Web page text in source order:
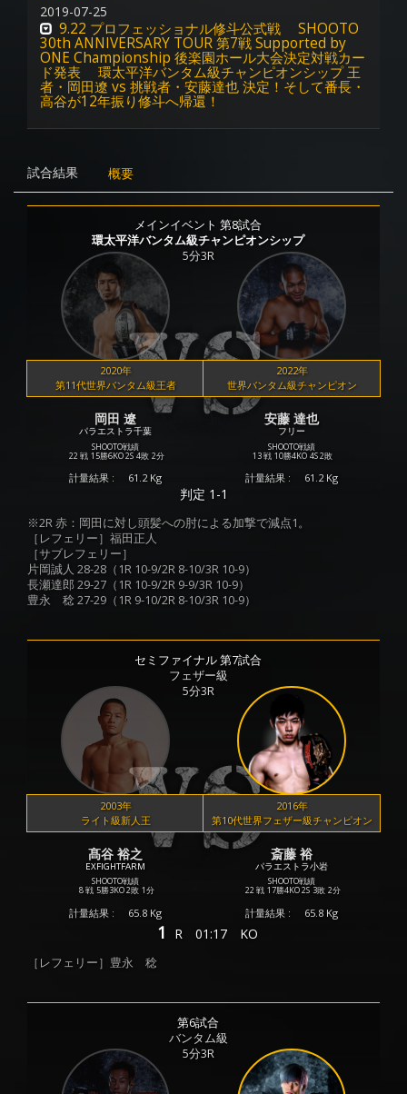
2019-07-25
9.22 プロフェッショナル修斗公式戦 SHOOTO
30th ANNIVERSARY TOUR 第7戦 Supported by
ONE Championship 後楽園ホール大会決定対戦カー
ド発表 環太平洋バンタム級チャンピオンシップ 王
者・岡田遼 vs 挑戦者・安藤達也 決定！そして番長・
高谷が12年振り修斗へ帰還！
試合結果 概要
メインイベント 第8試合
環太平洋バンタム級チャンピオンシップ
5分3R
2020年
第11代世界バンタム級王者
岡田 遼
パラエストラ千葉
SHOOTO戦績
22 戦 15勝6KO 2S 4敗 2分
計量結果 : 61.2 Kg
2022年
世界バンタム級チャンピオン
安藤 達也
フリー
SHOOTO戦績
13 戦 10勝4KO 4S 2敗
計量結果 : 61.2 Kg
判定 1-1
※2R 赤：岡田に対し頭髪への肘による加撃で減点1。
［レフェリー］福田正人
［サブレフェリー］
片岡誠人 28-28（1R 10-9/2R 8-10/3R 10-9）
長瀬達郎 29-27（1R 10-9/2R 9-9/3R 10-9）
豊永 稔 27-29（1R 9-10/2R 8-10/3R 10-9）
セミファイナル 第7試合
フェザー級
5分3R
2003年
ライト級新人王
髙谷 裕之
EXFIGHTFARM
SHOOTO戦績
8 戦 5勝3KO 2敗 1分
計量結果 : 65.8 Kg
2016年
第10代世界フェザー級チャンピオン
斎藤 裕
パラエストラ小岩
SHOOTO戦績
22 戦 17勝4KO 2S 3敗 2分
計量結果 : 65.8 Kg
1 R 01:17 KO
［レフェリー］豊永 稔
第6試合
バンタム級
5分3R